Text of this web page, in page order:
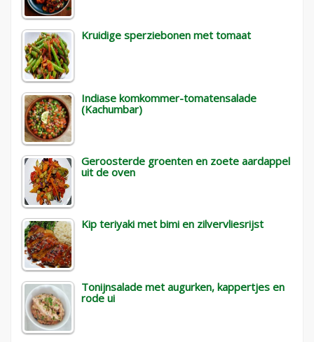
Kruidige sperziebonen met tomaat
Indiase komkommer-tomatensalade
(Kachumbar)
Geroosterde groenten en zoete aardappel
uit de oven
Kip teriyaki met bimi en zilvervliesrijst
Tonijnsalade met augurken, kappertjes en
rode ui